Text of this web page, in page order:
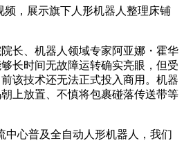
频，展示旗下人形机器人整理床铺
长、机器人领域专家阿亚娜・霍华
长时间无故障运转确实亮眼，但受
该技术还无法正式投入商用。机器
上放置、不慎将包裹碰落传送带等
中心普及全自动人形机器人，我们